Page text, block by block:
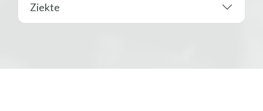
Ziekte